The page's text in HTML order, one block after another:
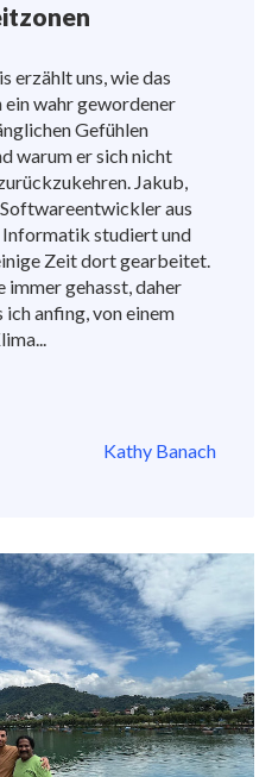
erzählt uns, wie das
ein wahr gewordener
Gefühlen
warum er sich nicht
Jakub,
aus
Informatik studiert und
Zeit dort gearbeitet.
immer gehasst, daher
anfing, von einem
Kathy Banach